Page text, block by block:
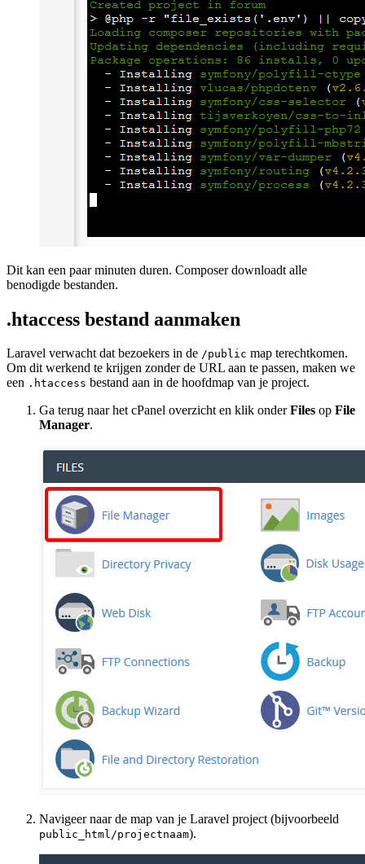
Dit kan een paar minuten duren. Composer downloadt alle
benodigde bestanden.
.htaccess bestand aanmaken
Laravel verwacht dat bezoekers in de /public map terechtkomen.
Om dit werkend te krijgen zonder de URL aan te passen, maken we
een .htaccess bestand aan in de hoofdmap van je project.
Ga terug naar het cPanel overzicht en klik onderFiles op File
Manager.
Navigeer naar de map van je Laravel project (bijvoorbeeld
public_html/projectnaam).